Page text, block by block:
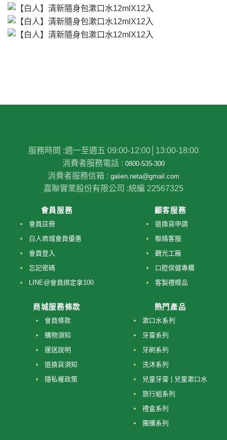
服務時間 :週一至週五 09:00-12:00│13:00-18:00
消費者服務電話 : 0800-535-300
消費者服務信箱 : galien.neta@gmail.com
嘉聯實業股份有限公司 :統編 22567325
會員服務
會員註冊
白人商城會員優惠
會員登入
忘記密碼
LINE@會員綁定拿100
顧客服務
退換貨申請
聯絡客服
觀光工廠
口腔保健專欄
客製禮贈品
商城服務條款
會員條款
購物須知
運送說明
退換貨須知
隱私權政策
熱門產品
漱口水系列
牙膏系列
牙刷系列
洗沐系列
兒童牙膏 | 兒童漱口水
旅行組系列
禮盒系列
團購系列